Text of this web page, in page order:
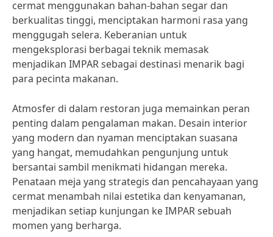
cermat menggunakan bahan-bahan segar dan
berkualitas tinggi, menciptakan harmoni rasa yang
menggugah selera. Keberanian untuk
mengeksplorasi berbagai teknik memasak
menjadikan IMPAR sebagai destinasi menarik bagi
para pecinta makanan.
Atmosfer di dalam restoran juga memainkan peran
penting dalam pengalaman makan. Desain interior
yang modern dan nyaman menciptakan suasana
yang hangat, memudahkan pengunjung untuk
bersantai sambil menikmati hidangan mereka.
Penataan meja yang strategis dan pencahayaan yang
cermat menambah nilai estetika dan kenyamanan,
menjadikan setiap kunjungan ke IMPAR sebuah
momen yang berharga.